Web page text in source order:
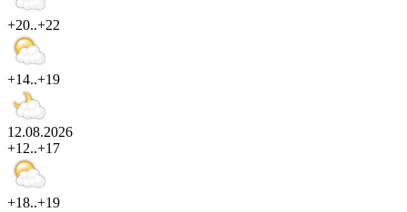
+20..+22
+14..+19
12.08.2026
+12..+17
+18..+19